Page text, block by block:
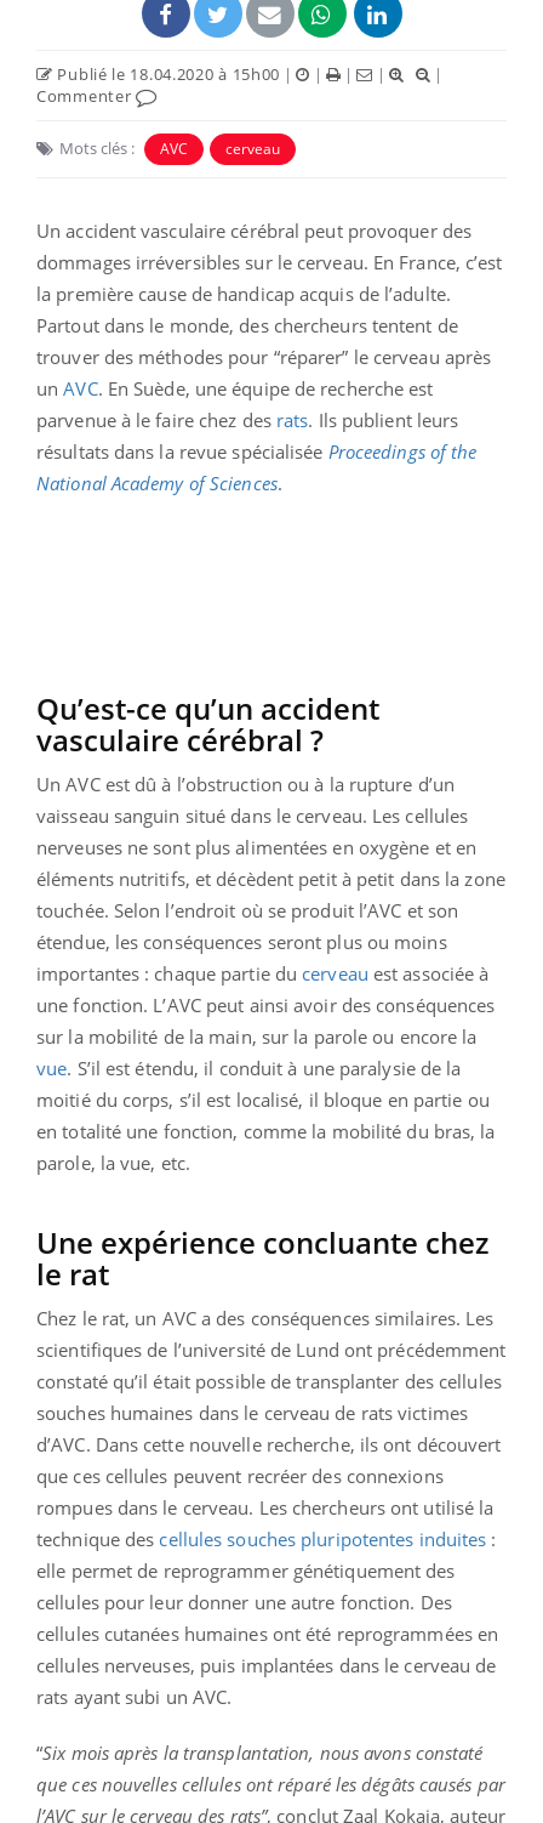
Publié le 18.04.2020 à 15h00 | | | |
|
Commenter
Mots clés : AVC cerveau
Un accident vasculaire cérébral peut provoquer des
dommages irréversibles sur le cerveau. En France, c’est
la première cause de handicap acquis de l’adulte.
Partout dans le monde, des chercheurs tentent de
trouver des méthodes pour “réparer” le cerveau après
unAVC. En Suède, une équipe de recherche est
parvenue à le faire chez des rats. Ils publient leurs
résultats dans la revue spécialisée Proceedings of the
National Academy of Sciences.
Qu’est-ce qu’un accident
vasculaire cérébral ?
Un AVC est dû à l’obstruction ou à la rupture d’un
vaisseau sanguin situé dans le cerveau. Les cellules
nerveuses ne sont plus alimentées en oxygène et en
éléments nutritifs, et décèdent petit à petit dans la zone
touchée. Selon l’endroit où se produit l’AVC et son
étendue, les conséquences seront plus ou moins
importantes : chaque partie du cerveau est associée à
une fonction. L’AVC peut ainsi avoir des conséquences
sur la mobilité de la main, sur la parole ou encore la
vue. S’il est étendu, il conduit à une paralysie de la
moitié du corps, s’il est localisé, il bloque en partie ou
en totalité une fonction, comme la mobilité du bras, la
parole, la vue, etc.
Une expérience concluante chez
le rat
Chez le rat, un AVC a des conséquences similaires. Les
scientifiques de l’université de Lund ont précédemment
constaté qu’il était possible de transplanter des cellules
souches humaines dans le cerveau de rats victimes
d’AVC. Dans cette nouvelle recherche, ils ont découvert
que ces cellules peuvent recréer des connexions
rompues dans le cerveau. Les chercheurs ont utilisé la
technique des cellules souches pluripotentes induites :
elle permet de reprogrammer génétiquement des
cellules pour leur donner une autre fonction. Des
cellules cutanées humaines ont été reprogrammées en
cellules nerveuses, puis implantées dans le cerveau de
rats ayant subi un AVC.
“Six mois après la transplantation, nous avons constaté
que ces nouvelles cellules ont réparé les dégâts causés par
l’AVC sur le cerveau des rats”, conclut Zaal Kokaia, auteur